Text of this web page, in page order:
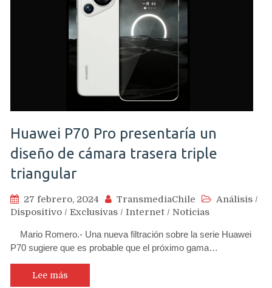
Huawei P70 Pro presentaría un
diseño de cámara trasera triple
triangular
27 febrero, 2024 TransmediaChile Análisis /
Dispositivo / Exclusivas / Internet / Noticias
Mario Romero.- Una nueva filtración sobre la serie Huawei
P70 sugiere que es probable que el próximo gama…
Lee más